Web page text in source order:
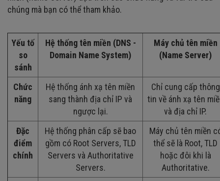
chúng mà bạn có thể tham khảo.
Yếu tố
so
sánh
Hệ thống tên miền (DNS -
Domain Name System)
Máy chủ tên miền
(Name Server)
Chức
năng
Hệ thống ánh xạ tên miền
sang thành địa chỉ IP và
ngược lại.
Chỉ cung cấp thông
tin về ánh xạ tên
và địa chỉ IP.
Đặc
điểm
chính
Hệ thống phân cấp sẽ bao
gồm có Root Servers, TLD
Servers và Authoritative
Servers.
Máy chủ tên miền
thể sẽ là Root, TLD
hoặc đôi khi là
Authoritative.